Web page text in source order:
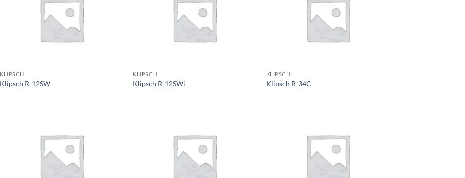
KLIPSCH
Klipsch R-12SW
KLIPSCH
Klipsch R-12SWi
KLIPSCH
Klipsch R-34C